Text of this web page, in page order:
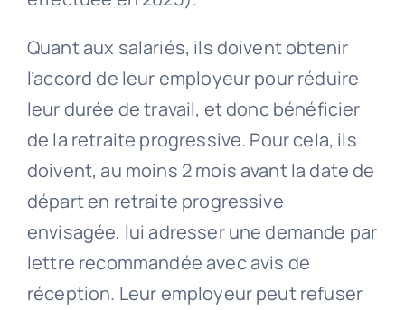
Quant aux salariés, ils doivent obtenir
l’accord de leur employeur pour réduire
leur durée de travail, et donc bénéficier
de la retraite progressive. Pour cela, ils
doivent, au moins 2 mois avant la date de
départ en retraite progressive
envisagée, lui adresser une demande par
lettre recommandée avec avis de
réception. Leur employeur peut refuser